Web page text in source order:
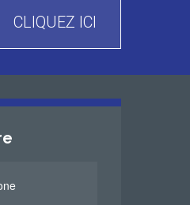
CLIQUEZ ICI